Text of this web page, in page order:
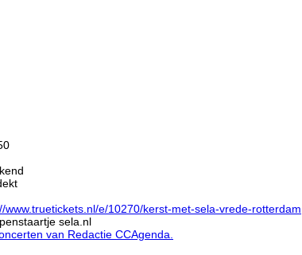
www.truetickets.nl/e/10270/kerst-met-sela-vrede-rotterdam
sela.nl
van Redactie CCAgenda.